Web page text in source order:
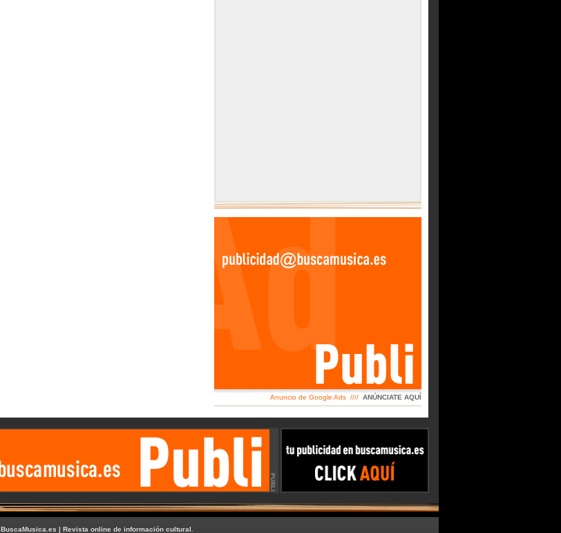
Anuncio de Google Ads //// ANÚNCIATE AQUÍ
BuscaMusica.es | Revista online de información cultural